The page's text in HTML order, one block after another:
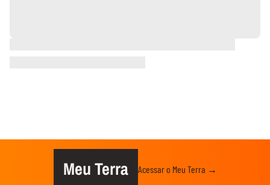
Meu Terra Acessar o Meu Terra →